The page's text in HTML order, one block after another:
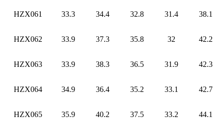
HZX061 33.3 34.4 32.8 31.4 38.1
HZX062 33.9 37.3 35.8 32 42.2
HZX063 33.9 38.3 36.5 31.9 42.3
HZX064 34.9 36.4 35.2 33.1 42.7
HZX065 35.9 40.2 37.5 33.2 44.1